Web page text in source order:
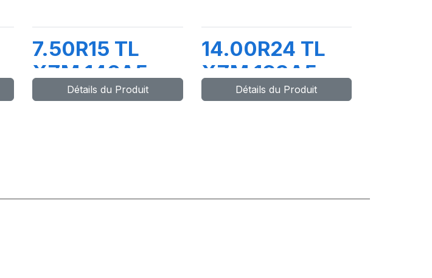
7.50R15 TL
XZM 146A5
Détails du Produit
14.00R24 TL
XZM 193A5
STABIL'X
Détails du Produit